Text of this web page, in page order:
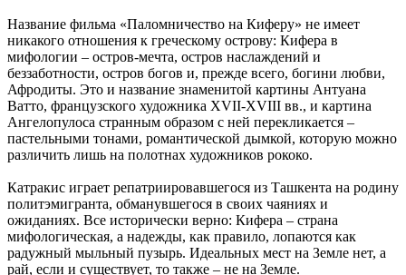
Название фильма «Паломничество на Киферу» не имеет
никакого отношения к греческому острову: Кифера в
мифологии – остров-мечта, остров наслаждений и
беззаботности, остров богов и, прежде всего, богини любви,
Афродиты. Это и название знаменитой картины Антуана
Ватто, французского художника XVII-XVIII вв., и картина
Ангелопулоса странным образом с ней перекликается –
пастельными тонами, романтической дымкой, которую можно
различить лишь на полотнах художников рококо.
Катракис играет репатриировавшегося из Ташкента на родину
политэмигранта, обманувшегося в своих чаяниях и
ожиданиях. Все исторически верно: Кифера – страна
мифологическая, а надежды, как правило, лопаются как
радужный мыльный пузырь. Идеальных мест на Земле нет, а
рай, если и существует, то также – не на Земле.